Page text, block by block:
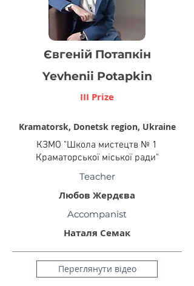
Євгеній Потапкін
Yevhenii Potapkin
III Prize
Kramatorsk, Donetsk region, Ukraine
КЗМО "Школа мистецтв № 1
Краматорської міської ради"
Teacher
Любов Жердєва
Accompanist
Наталя Семак
Переглянути відео